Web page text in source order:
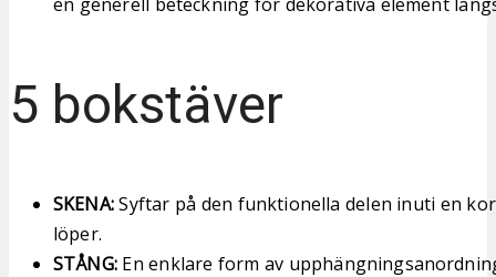
5 bokstäver
SKENA:Syftar på den funktionella delen inuti en
löper.
STÅNG:En enklare form av